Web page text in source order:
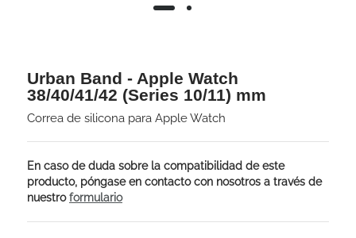
Urban Band - Apple Watch
38/40/41/42 (Series 10/11) mm
Correa de silicona para Apple Watch
En caso de duda sobre la compatibilidad de este
producto, póngase en contacto con nosotros a través de
nuestroformulario